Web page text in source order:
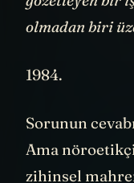
olmadan biri
1984.
Sorunun
Ama
zihinsel